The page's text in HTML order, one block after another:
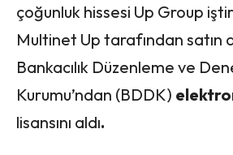
çoğunluk hissesi Up Group
Multinet Up tarafından satın
Bankacılık Düzenleme ve
Kurumu’ndan (BDDK)
lisansını aldı.